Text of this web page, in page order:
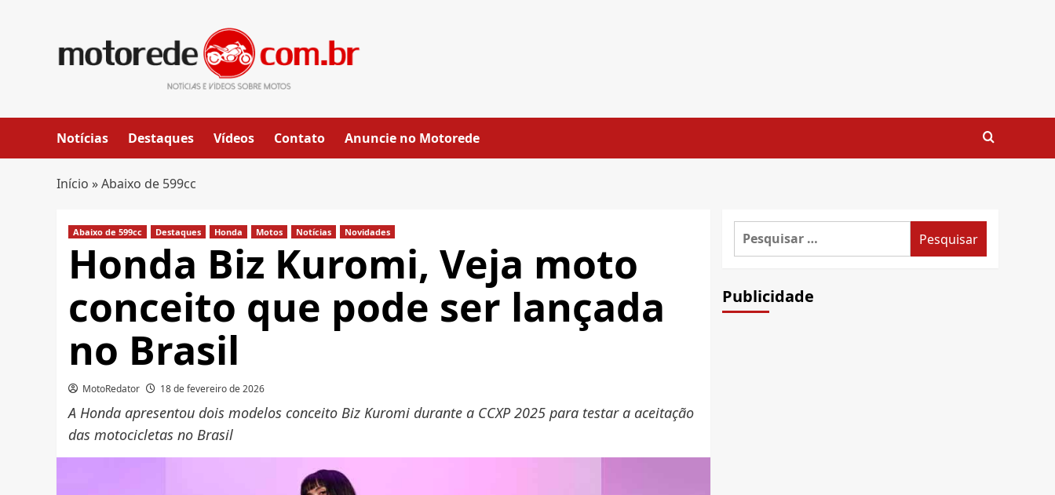
Notícias Destaques Vídeos Contato Anuncie no Motorede
Início »Abaixo de 599cc
Abaixo de 599cc Destaques Honda Motos Notícias Novidades
Honda Biz Kuromi, Veja moto
conceito que pode ser lançada
no Brasil
MotoRedator 18 de fevereiro de 2026
A Honda apresentou dois modelos conceito Biz Kuromi durante a CCXP 2025 para testar a aceitação
das motocicletas no Brasil
Pesquisar
Publicidade